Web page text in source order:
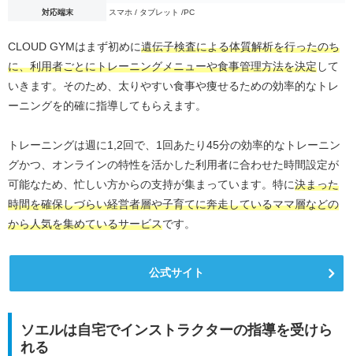
対応端末 スマホ / タブレット /PC
CLOUD GYMはまず初めに遺伝子検査による体質解析を行ったのち
に、利用者ごとにトレーニングメニューや食事管理方法を決定して
いきます。そのため、太りやすい食事や痩せるための効率的なトレ
ーニングを的確に指導してもらえます。
トレーニングは週に1,2回で、1回あたり45分の効率的なトレーニン
グかつ、オンラインの特性を活かした利用者に合わせた時間設定が
可能なため、忙しい方からの支持が集まっています。特に決まった
時間を確保しづらい経営者層や子育てに奔走しているママ層などの
から人気を集めているサービスです。
公式サイト
ソエルは自宅でインストラクターの指導を受けら
れる